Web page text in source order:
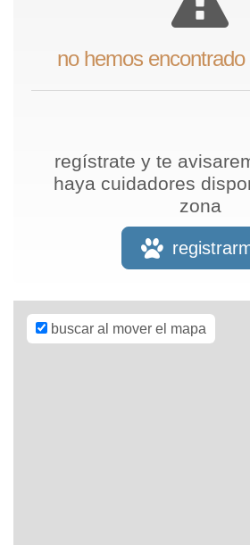
no hemos
regístrate y te
haya cuidadores
zona
buscar al mover el mapa